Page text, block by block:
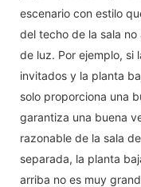
escenario con estilo
del techo de la sala
de luz. Por ejemplo, si
invitados y la planta
solo proporciona una
garantiza una buena
razonable de la sala
separada, la planta
arriba no es muy